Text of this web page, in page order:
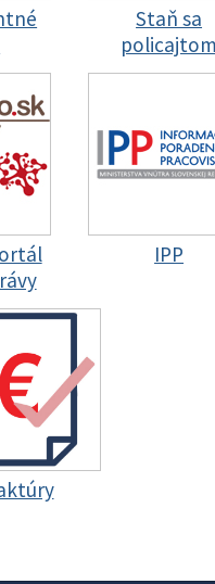
Staň sa
policajtom
IPP